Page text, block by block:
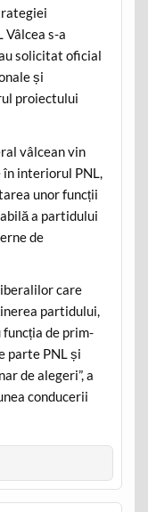
Vâlcea s-a
solicitat oficial
și
proiectului
vâlcean vin
interiorul PNL,
unor funcții
a partidului
de
care
partidului,
de prim-
parte PNL și
de alegeri”, a
conducerii